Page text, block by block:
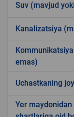
Suv (mavjud
Kanalizatsiya
emas)
Uchastkaning
Yer